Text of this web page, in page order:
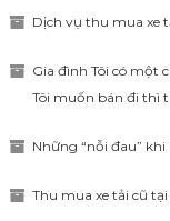
Dịch vụ thu mua xe
Gia đình Tôi có một
Tôi muốn bán đi thì
Những “nỗi đau”
Thu mua xe tải cũ